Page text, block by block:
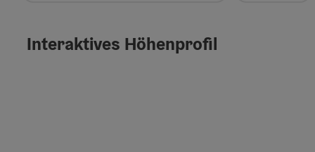
Interaktives Höhenprofil